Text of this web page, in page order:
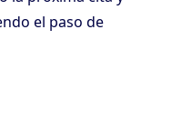
el paso de